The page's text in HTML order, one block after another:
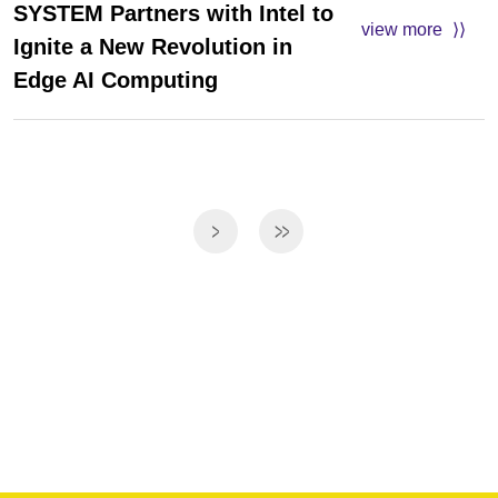
SYSTEM Partners with Intel to
Ignite a New Revolution in
Edge AI Computing
view more